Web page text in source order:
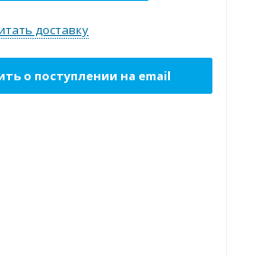
доставку
о поступлении на email